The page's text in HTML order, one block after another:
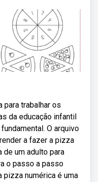
para trabalhar os
da educação infantil
O arquivo
a fazer a pizza
de um adulto para
o passo a passo
pizza numérica é uma